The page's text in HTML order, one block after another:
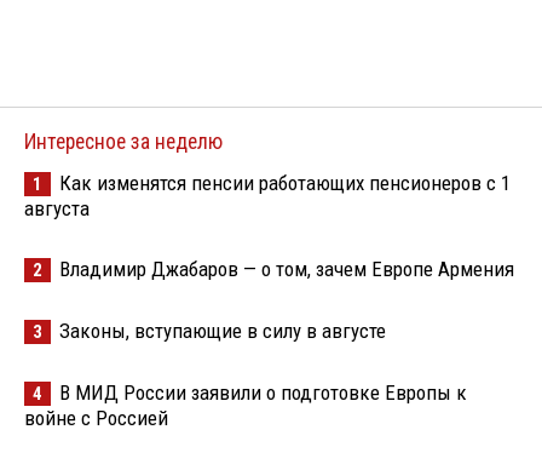
Интересное за неделю
1
Как изменятся пенсии работающих пенсионеров с 1
августа
2 Владимир Джабаров — о том, зачем Европе Армения
3 Законы, вступающие в силу в августе
4
В МИД России заявили о подготовке Европы к
войне с Россией